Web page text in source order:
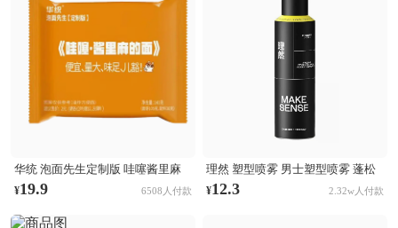
华统 泡面先生定制版 哇噻酱里麻
的面 袋装
¥19.9 6508人付款
理然 塑型喷雾 男士塑型喷雾 蓬松
清爽自然持久立挺造型 木质香
¥12.3 2.32w人付款